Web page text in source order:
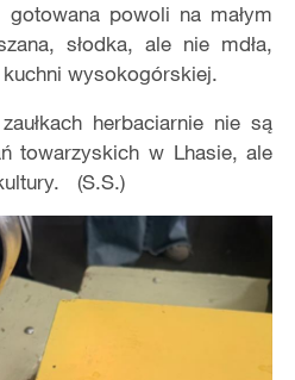
powoli na małym
słodka, ale nie mdła,
wysokogórskiej.
herbaciarnie nie są
towarzyskich w Lhasie, ale
(S.S.)